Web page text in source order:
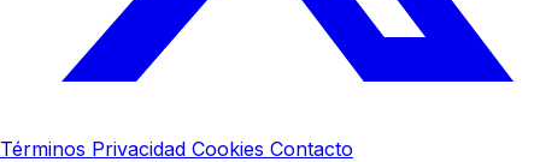
Términos Privacidad Cookies Contacto